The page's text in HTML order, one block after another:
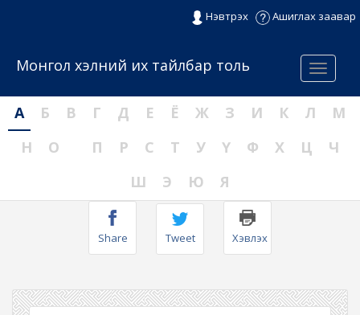
Нэвтрэх Ашиглах заавар
Menu
Монгол хэлний их тайлбар толь
А Б В Г Д Е Ё Ж З И К Л
М
Н
О П Р С Т У Ү Ф Х Ц
Ч
Ш
Э Ю Я
Share Tweet Хэвлэх